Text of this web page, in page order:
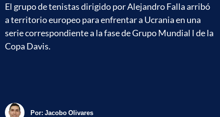
El grupo de tenistas dirigido por Alejandro Falla arribó
a territorio europeo para enfrentar a Ucrania en una
serie correspondiente a la fase de Grupo Mundial l de la
Copa Davis.
Por: Jacobo Olivares